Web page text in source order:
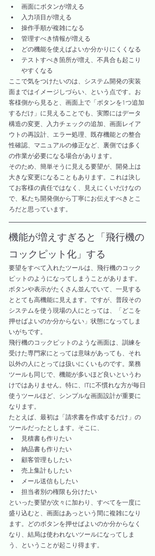
画面にボタンが増える
入力項目が増える
操作手順が複雑になる
管理すべき情報が増える
どの機能を使えばよいか分かりにくくなる
テストすべき箇所が増え、不具合も起こり
やすくなる
ここで気をつけたいのは、システム開発の実装
面まではイメージしづらい、という点です。お
客様側から見ると、画面上で「ボタンを1つ追加
するだけ」に見えることでも、実際にはデータ
構造の変更、入力チェックの追加、画面レイア
ウトの再設計、エラー処理、既存機能との整合
性確認、マニュアルの修正など、裏側では多く
の作業が必要になる場合があります。
そのため、簡単そうに見える要望が、開発上は
大きな変更になることもあります。これは決し
てお客様の責任ではなく、見えにくいだけなの
で、私たち開発側から丁寧にお伝えすべきとこ
ろだと思っています。
機能が増えすぎると「飛行機の
コックピット化」する
要望をすべて入れたツールは、飛行機のコック
ピットのようになってしまうことがあります。
ボタンや表示がたくさん並んでいて、一見する
ととても高機能に見えます。ですが、普段その
システムを使う現場の人にとっては、「どこを
押せばよいのか分からない」状態になってしま
いがちです。
飛行機のコックピットのような画面は、訓練を
受けた専門家にとっては意味があっても、それ
以外の人にとっては扱いにくいものです。業務
ツールも同じで、機能が多いほど良いというわ
けではありません。特に、ITに不慣れな方が毎日
使うツールほど、シンプルな画面設計が重要に
なります。
たとえば、最初は「請求書を作成するだけ」の
ツールだったとします。そこに、
見積書も作りたい
納品書も作りたい
顧客管理もしたい
売上集計もしたい
メール送信もしたい
担当者別の権限も分けたい
といった要望が次々に加わり、すべてを一度に
盛り込むと、画面はあっという間に複雑になり
ます。どのボタンを押せばよいのか分からなく
なり、結局は使われないツールになってしま
う、ということが起こり得ます。